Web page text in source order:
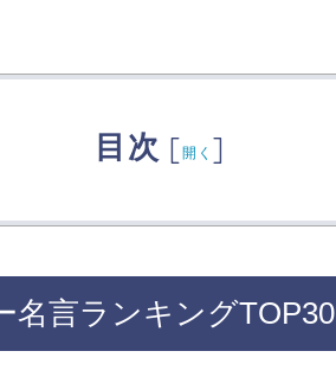
目次 [開く ]
名言ランキングTOP30